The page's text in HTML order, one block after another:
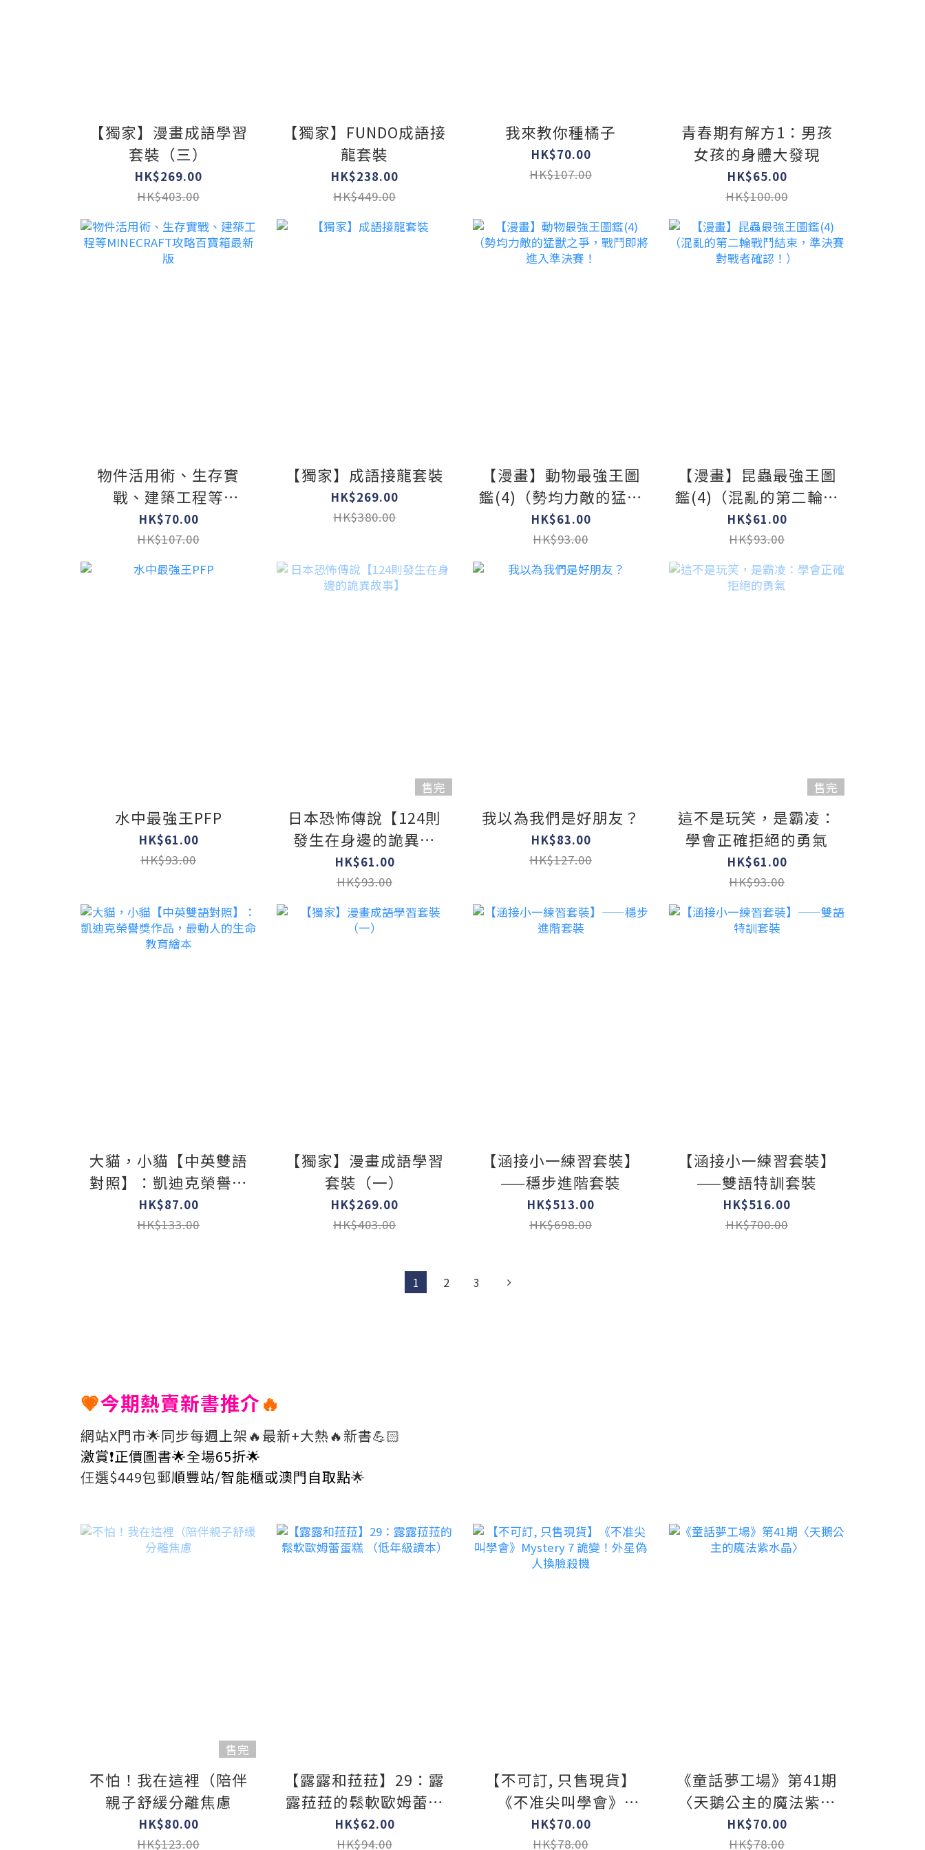
【獨家】漫畫成語學習
套裝（三）
HK$269.00
HK$403.00
【獨家】FUNDO成語接
龍套裝
HK$238.00
HK$449.00
我來教你種橘子
HK$70.00
HK$107.00
青春期有解方1：男孩
女孩的身體大發現
HK$65.00
HK$100.00
物件活用術、生存實
戰、建築工程等
MINECRAFT攻略百寶
箱最新版
HK$70.00
HK$107.00
【獨家】成語接龍套裝
HK$269.00
HK$380.00
【漫畫】動物最強王圖
鑑(4)（勢均力敵的猛獸
之爭，戰鬥即將進入準
決賽！
HK$61.00
HK$93.00
【漫畫】昆蟲最強王圖
鑑(4)（混亂的第二輪戰
鬥結束，準決賽對戰者
確認！）
HK$61.00
HK$93.00
水中最強王PFP
HK$61.00
HK$93.00
售完
日本恐怖傳說【124則
發生在身邊的詭異故
事】
HK$61.00
HK$93.00
我以為我們是好朋友？
HK$83.00
HK$127.00
售完
這不是玩笑，是霸凌：
學會正確拒絕的勇氣
HK$61.00
HK$93.00
大貓，小貓【中英雙語
對照】：凱迪克榮譽獎
作品，最動人的生命教
育繪本
HK$87.00
HK$133.00
【獨家】漫畫成語學習
套裝（一）
HK$269.00
HK$403.00
【涵接小一練習套裝】
——穩步進階套裝
HK$513.00
HK$698.00
【涵接小一練習套裝】
——雙語特訓套裝
HK$516.00
HK$700.00
1 2 3
💗今期熱賣新書推介🔥
網站X門市🌟同步每週上架🔥最新+大熱🔥新書💪🏻
激賞❗️正價圖書🌟全場65折🌟
仼選$449包郵順豐站/智能櫃或澳門自取點🌟
售完
不怕！我在這裡（陪伴
親子舒緩分離焦慮
HK$80.00
HK$123.00
【露露和菈菈】29：露
露菈菈的鬆軟歐姆蕾蛋
糕 （低年級讀本）
HK$62.00
HK$94.00
【不可訂, 只售現貨】
《不准尖叫學會》
Mystery 7 詭變！外星
偽人換臉殺機
HK$70.00
HK$78.00
《童話夢工場》第41期
〈天鵝公主的魔法紫水
晶〉
HK$70.00
HK$78.00